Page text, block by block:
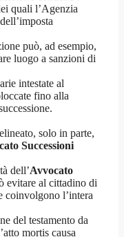
quali l’Agenzia
può, ad esempio,
luogo a sanzioni di
intestate al
fino alla
solo in parte,
Successioni
dell’Avvocato
evitare al cittadino di
coinvolgono l’intera
del testamento da
mortis causa